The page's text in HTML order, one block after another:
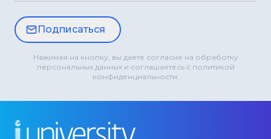
Подписаться
Нажимая на кнопку, вы даете согласие на обработку
персональных данных и соглашаетесь с политикой
конфиденциальности.